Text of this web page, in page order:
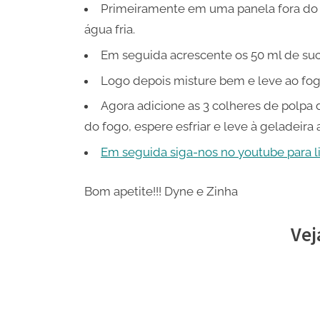
Primeiramente em uma panela fora
água fria.
Em seguida acrescente os 50 ml de
Logo depois misture bem e leve ao
Agora adicione as 3 colheres de
do fogo, espere esfriar e leve à geladeira
Em seguida siga-nos no youtube para
Bom apetite!!! Dyne e Zinha